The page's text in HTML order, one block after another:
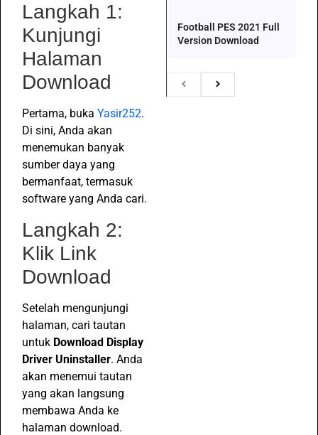
Langkah 1:
Kunjungi
Halaman
Download
Pertama, buka Yasir252.
Di sini, Anda akan
menemukan banyak
sumber daya yang
bermanfaat, termasuk
software yang Anda cari.
Langkah 2:
Klik Link
Download
Setelah mengunjungi
halaman, cari tautan
untuk Download Display
Driver Uninstaller. Anda
akan menemui tautan
yang akan langsung
membawa Anda ke
halaman download.
Football PES 2021 Full
Version Download